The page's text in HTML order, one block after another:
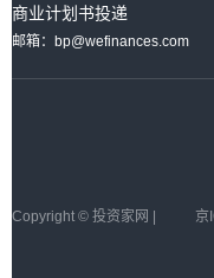
商业计划书投递
邮箱：bp@wefinances.com
Copyright © 投资家网 | 京